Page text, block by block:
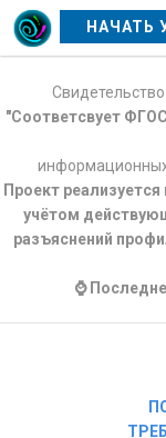
НАЧАТЬ
"Соответсвует
информационных
Проект
учётом
разъяснений
⌚